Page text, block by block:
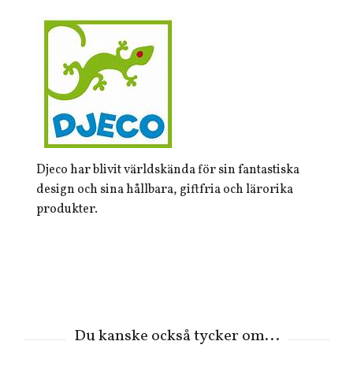
Djeco har blivit världskända för sin fantastiska
design och sina hållbara, giftfria och lärorika
produkter.